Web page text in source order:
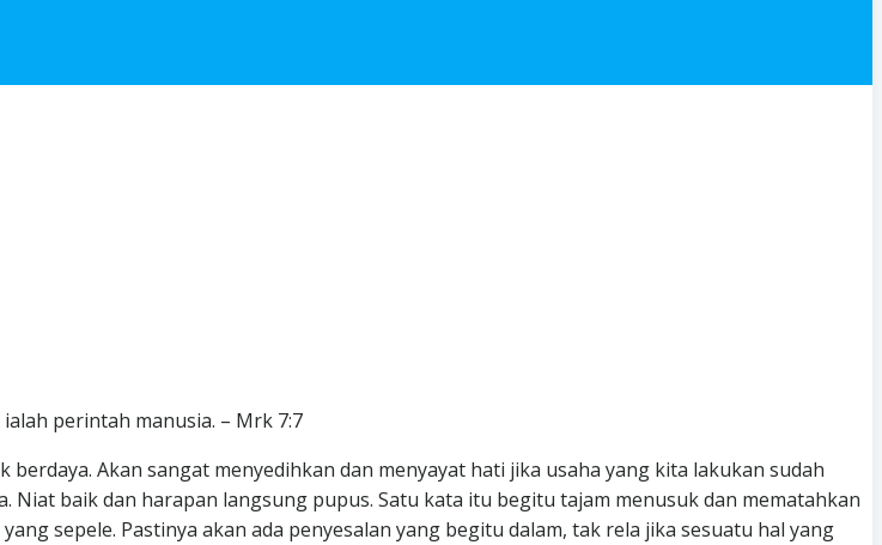
perintah manusia. – Mrk 7:7
Akan sangat menyedihkan dan menyayat hati jika usaha yang kita lakukan sudah
Niat baik dan harapan langsung pupus. Satu kata itu begitu tajam menusuk dan mematahkan
sepele. Pastinya akan ada penyesalan yang begitu dalam, tak rela jika sesuatu hal yang